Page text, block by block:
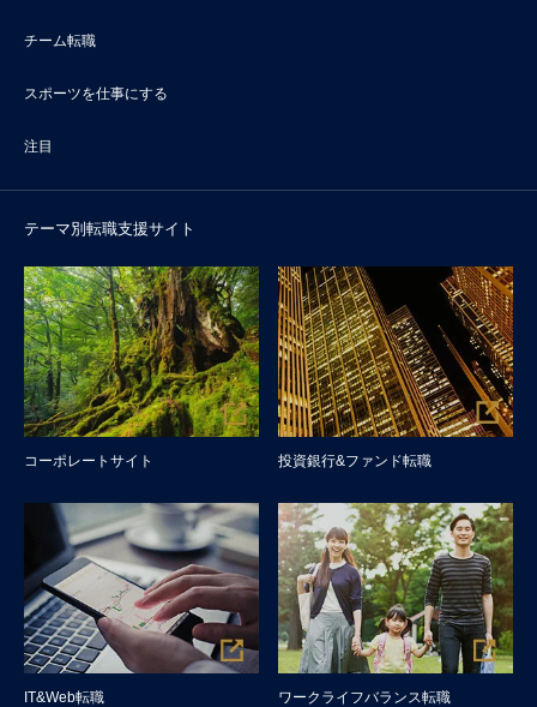
チーム転職
スポーツを仕事にする
注目
テーマ別転職支援サイト
コーポレートサイト 投資銀行&ファンド転職
IT&Web転職 ワークライフバランス転職